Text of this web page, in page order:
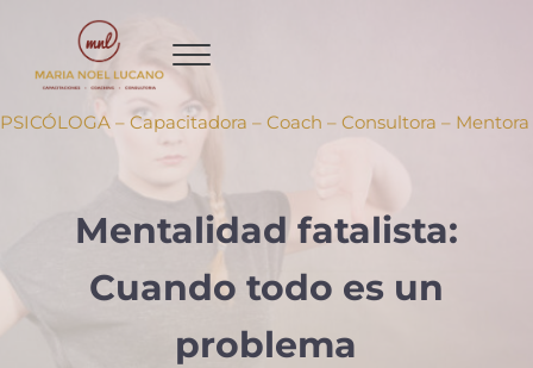
PSICÓLOGA – Capacitadora – Coach – Consultora – Mentora
Mentalidad fatalista:
Cuando todo es un
problema